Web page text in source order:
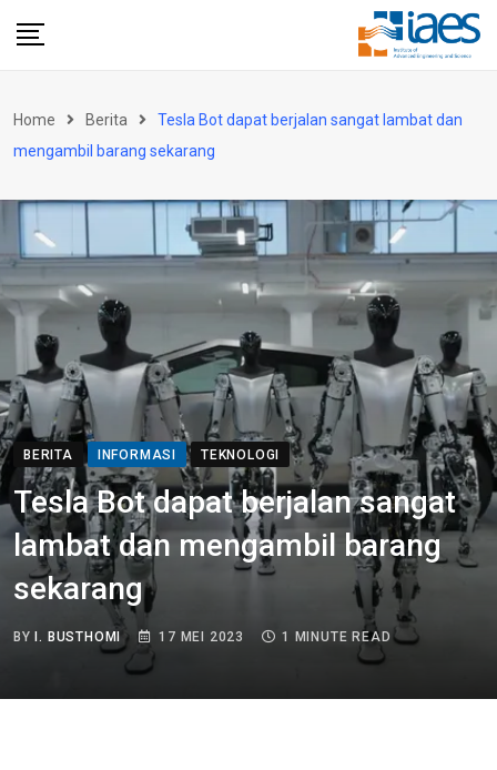
Home Berita
Tesla Bot dapat berjalan sangat lambat dan
mengambil barang sekarang
BERITA INFORMASI TEKNOLOGI
Tesla Bot dapat berjalan sangat
lambat dan mengambil barang
sekarang
BYI. BUSTHOMI 17 MEI 2023 1 MINUTE READ